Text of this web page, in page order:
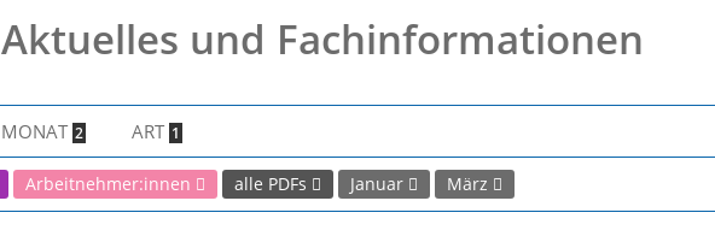
Aktuelles und Fachinformationen
MONAT 2 ART 1
Arbeitnehmer:innen alle PDFs Januar März